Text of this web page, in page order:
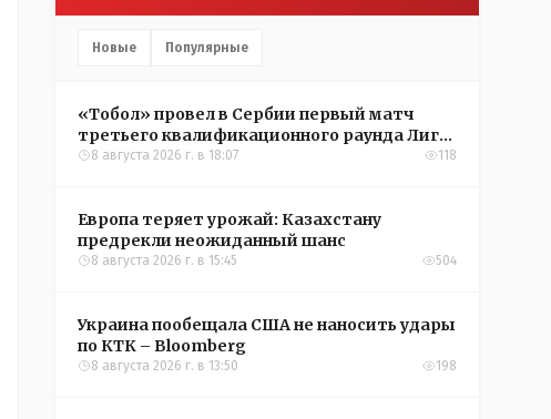
Новые Популярные
«Тобол» провел в Сербии первый матч
третьего квалификационного раунда Лиги
конференций УЕФА
8 августа 2026 г. в 18:07 118
Европа теряет урожай: Казахстану
предрекли неожиданный шанс
8 августа 2026 г. в 15:45 504
Украина пообещала США не наносить удары
по КТК – Bloomberg
8 августа 2026 г. в 13:50 198